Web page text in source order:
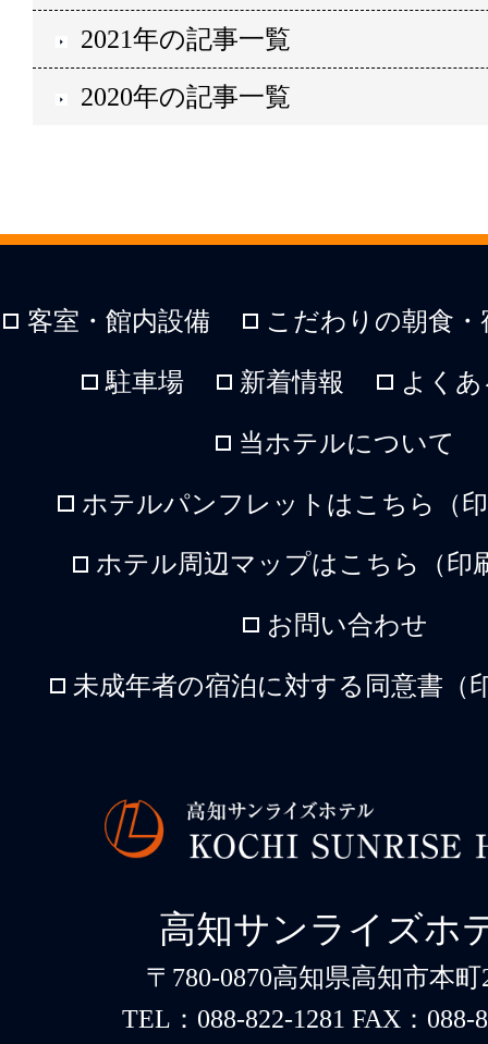
2021年の記事一覧
2020年の記事一覧
客室・館内設備 こだわりの朝食
駐車場 新着情報 よく
当ホテルについて
ホテルパンフレットはこちら（
ホテル周辺マップはこちら（印
お問い合わせ
未成年者の宿泊に対する同意書（
高知サンライズホ
〒780-0870高知県高知市本町
TEL：088-822-1281 FAX：088-